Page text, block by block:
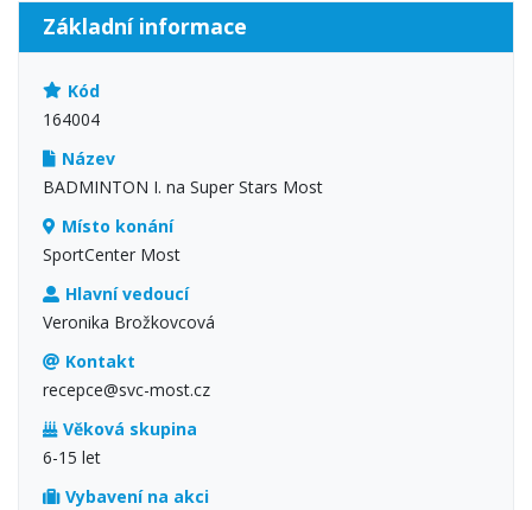
Základní informace
Kód
164004
Název
BADMINTON I. na Super Stars Most
Místo konání
SportCenter Most
Hlavní vedoucí
Veronika Brožkovcová
Kontakt
recepce@svc-most.cz
Věková skupina
6-15 let
Vybavení na akci